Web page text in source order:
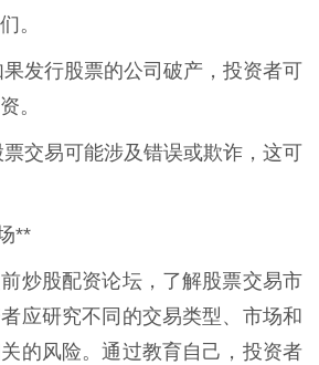
。
发行股票的公司破产，投资者可
。
交易可能涉及错误或欺诈，这可
**
炒股配资论坛，了解股票交易市
应研究不同的交易类型、市场和
的风险。通过教育自己，投资者